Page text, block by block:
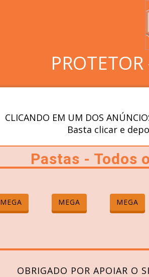
CLICANDO EM UM DOS
Basta clicar e
Pastas - Todos
MEGA MEGA MEGA
OBRIGADO POR APOIAR O